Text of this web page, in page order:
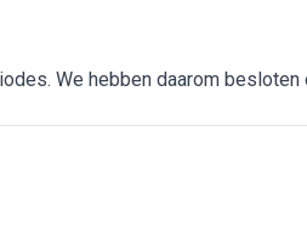
We hebben daarom besloten